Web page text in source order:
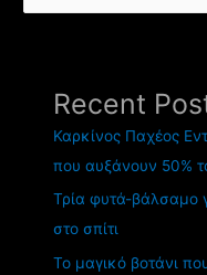
Recent
Καρκίνος Παχέος
που αυξάνουν 50%
Τρία φυτά-βάλσαμο
στο σπίτι
Το μαγικό βοτάνι